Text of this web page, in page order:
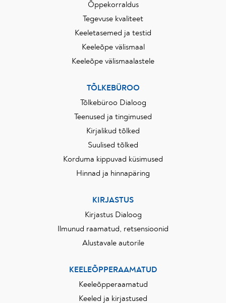
Õppekorraldus
Tegevuse kvaliteet
Keeletasemed ja testid
Keeleõpe välismaal
Keeleõpe välismaalastele
TÕLKEBÜROO
Tõlkebüroo Dialoog
Teenused ja tingimused
Kirjalikud tõlked
Suulised tõlked
Korduma kippuvad küsimused
Hinnad ja hinnapäring
KIRJASTUS
Kirjastus Dialoog
Ilmunud raamatud, retsensioonid
Alustavale autorile
KEELEÕPPERAAMATUD
Keeleõpperaamatud
Keeled ja kirjastused